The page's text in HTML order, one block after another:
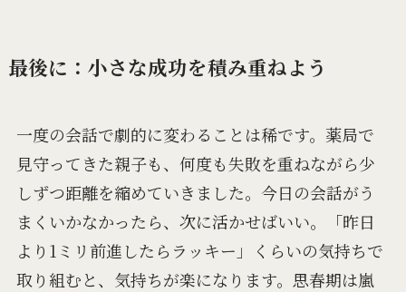
最後に：小さな成功を積み重ねよう
一度の会話で劇的に変わることは稀です。薬局で
見守ってきた親子も、何度も失敗を重ねながら少
しずつ距離を縮めていきました。今日の会話がう
まくいかなかったら、次に活かせばいい。「昨日
より1ミリ前進したらラッキー」くらいの気持ちで
取り組むと、気持ちが楽になります。思春期は嵐